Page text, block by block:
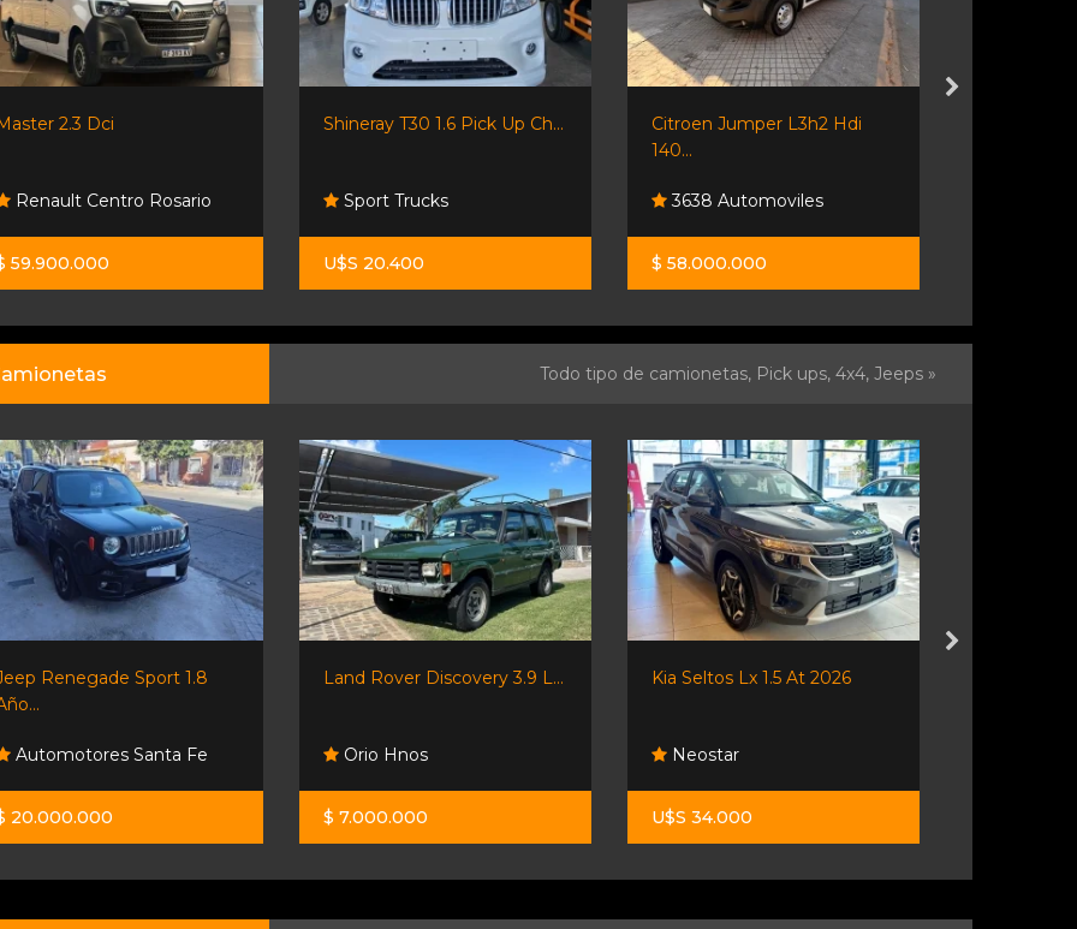
2.3 Dci
Renault Centro Rosario
59.900.000
Shineray T30 1.6 Pick Up Ch...
Sport Trucks
U$S 20.400
Citroen Jumper L3h2 Hdi
140...
3638 Automoviles
$ 58.000.000
Todo tipo de camionetas, Pick ups, 4x4, Jeeps »
Renegade Sport 1.8
Automotores Santa Fe
20.000.000
Land Rover Discovery 3.9 L...
Orio Hnos
$ 7.000.000
Kia Seltos Lx 1.5 At 2026
Neostar
U$S 34.000